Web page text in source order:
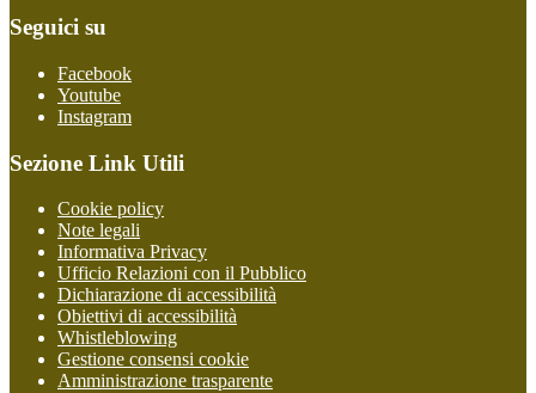
Seguici su
Facebook
Youtube
Instagram
Sezione Link Utili
Cookie policy
Note legali
Informativa Privacy
Ufficio Relazioni con il Pubblico
Dichiarazione di accessibilità
Obiettivi di accessibilità
Whistleblowing
Gestione consensi cookie
Amministrazione trasparente